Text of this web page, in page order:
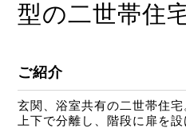
型の二世帯住宅
ご紹介
玄関、浴室共有の二世帯住
上下で分離し、階段に扉を